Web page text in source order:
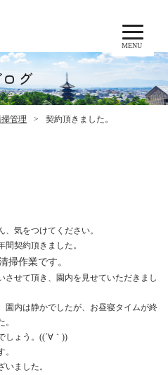
MENU
グ
管理 契約頂きました。
気をつけてください。
間契約頂きました。
作業です。
せて頂き、園内を見せていただきまし
内は静かでしたが、お昼寝タイムが終
しょう。((´∀｀))
ました。